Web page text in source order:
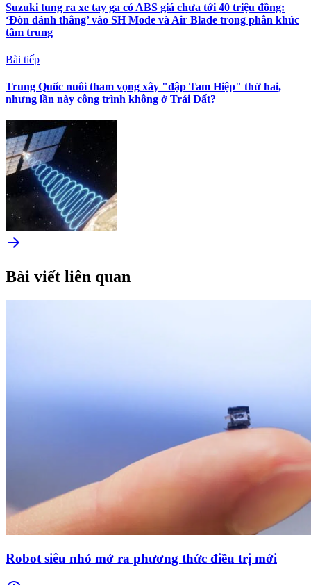
Suzuki tung ra xe tay ga có ABS giá chưa tới 40 triệu đồng:
‘Đòn đánh thẳng’ vào SH Mode và Air Blade trong phân khúc
tầm trung
Bài tiếp
Trung Quốc nuôi tham vọng xây "đập Tam Hiệp" thứ hai,
nhưng lần này công trình không ở Trái Đất?
arrow_forward
Bài viết liên quan
Robot siêu nhỏ mở ra phương thức điều trị mới